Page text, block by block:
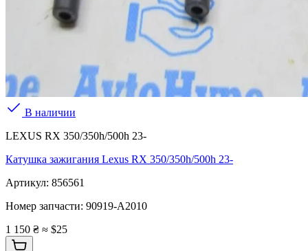
В наличии
LEXUS RX 350/350h/500h 23-
Катушка зажигания Lexus RX 350/350h/500h 23-
Артикул: 856561
Номер запчасти: 90919-A2010
1 150 ₴ ≈ $25